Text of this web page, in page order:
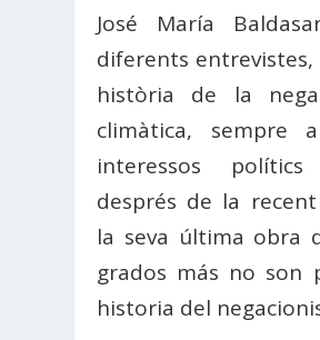
José María
diferents
història de la
climàtica, sempre
interessos
després de la
la seva última obra
grados más no son
historia del